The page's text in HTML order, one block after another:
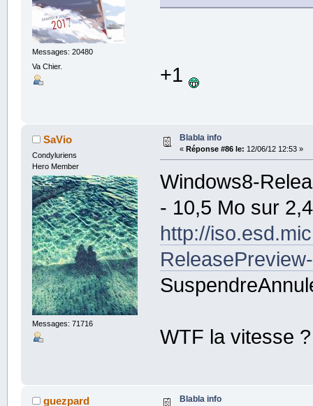
Messages: 20480
Va Chier.
+1
SaVio
Condyluriens
Hero Member
Messages: 71716
Blabla info
« Réponse #86 le: 12/06/12 12:53 »
Windows8-
- 10,5 Mo sur
http://
WTF la vitesse ?
guezpard Blabla info